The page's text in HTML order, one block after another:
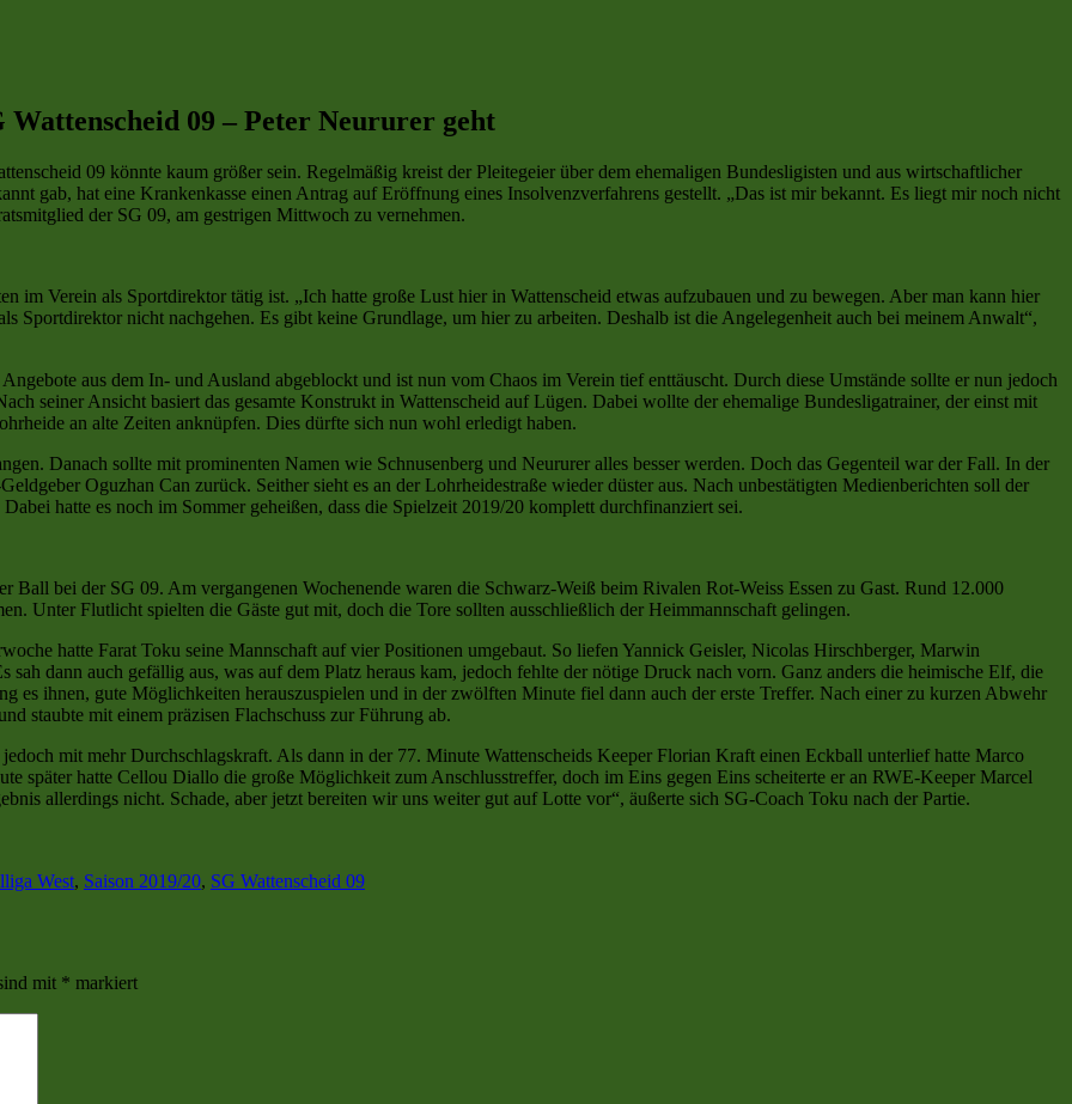
09 – Peter Neururer geht
09 könnte kaum größer sein. Regelmäßig kreist der Pleitegeier über dem ehemaligen Bundesligisten und aus wirtschaftlicher
gab, hat eine Krankenkasse einen Antrag auf Eröffnung eines Insolvenzverfahrens gestellt. „Das ist mir bekannt. Es liegt mir noch nicht
der SG 09, am gestrigen Mittwoch zu vernehmen.
im Verein als Sportdirektor tätig ist. „Ich hatte große Lust hier in Wattenscheid etwas aufzubauen und zu bewegen. Aber man kann hier
Sportdirektor nicht nachgehen. Es gibt keine Grundlage, um hier zu arbeiten. Deshalb ist die Angelegenheit auch bei meinem Anwalt“,
aus dem In- und Ausland abgeblockt und ist nun vom Chaos im Verein tief enttäuscht. Durch diese Umstände sollte er nun jedoch
seiner Ansicht basiert das gesamte Konstrukt in Wattenscheid auf Lügen. Dabei wollte der ehemalige Bundesligatrainer, der einst mit
an alte Zeiten anknüpfen. Dies dürfte sich nun wohl erledigt haben.
Danach sollte mit prominenten Namen wie Schnusenberg und Neururer alles besser werden. Doch das Gegenteil war der Fall. In der
Oguzhan Can zurück. Seither sieht es an der Lohrheidestraße wieder düster aus. Nach unbestätigten Medienberichten soll der
hatte es noch im Sommer geheißen, dass die Spielzeit 2019/20 komplett durchfinanziert sei.
bei der SG 09. Am vergangenen Wochenende waren die Schwarz-Weiß beim Rivalen Rot-Weiss Essen zu Gast. Rund 12.000
Unter Flutlicht spielten die Gäste gut mit, doch die Tore sollten ausschließlich der Heimmannschaft gelingen.
hatte Farat Toku seine Mannschaft auf vier Positionen umgebaut. So liefen Yannick Geisler, Nicolas Hirschberger, Marwin
dann auch gefällig aus, was auf dem Platz heraus kam, jedoch fehlte der nötige Druck nach vorn. Ganz anders die heimische Elf, die
es ihnen, gute Möglichkeiten herauszuspielen und in der zwölften Minute fiel dann auch der erste Treffer. Nach einer zu kurzen Abwehr
staubte mit einem präzisen Flachschuss zur Führung ab.
mit mehr Durchschlagskraft. Als dann in der 77. Minute Wattenscheids Keeper Florian Kraft einen Eckball unterlief hatte Marco
später hatte Cellou Diallo die große Möglichkeit zum Anschlusstreffer, doch im Eins gegen Eins scheiterte er an RWE-Keeper Marcel
allerdings nicht. Schade, aber jetzt bereiten wir uns weiter gut auf Lotte vor“, äußerte sich SG-Coach Toku nach der Partie.
West, Saison 2019/20, SG Wattenscheid 09
mit * markiert